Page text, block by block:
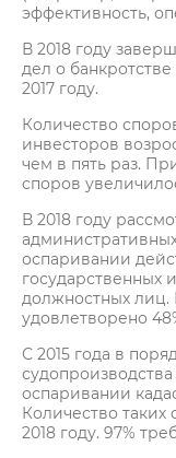
эффективность,
В 2018 году
дел о
2017 году.
Количество
инвесторов
чем в пять раз.
споров
В 2018 году
оспаривании
государственных
должностных лиц.
удовлетворено
С 2015 года в
оспаривании
Количество таких
2018 году. 97%